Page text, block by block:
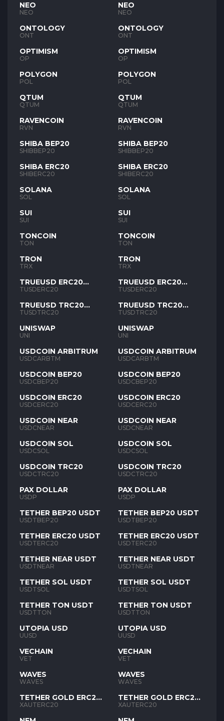
NEO
NEO
ONTOLOGY
ONT
OPTIMISM
OP
POLYGON
POL
QTUM
QTUM
RAVENCOIN
RVN
SHIBA BEP20
SHIBBEP20
SHIBA ERC20
SHIBERC20
SOLANA
SOL
SUI
SUI
TONCOIN
TON
TRON
TRX
TRUEUSD ERC20
TUSD
TUSDERC20
TRUEUSD TRC20
TUSD
TUSDTRC20
UNISWAP
UNI
USDCOIN ARBITRUM
USDCARBTM
USDCOIN BEP20
USDCBEP20
USDCOIN ERC20
USDCERC20
USDCOIN NEAR
USDCNEAR
USDCOIN SOL
USDCSOL
USDCOIN TRC20
USDCTRC20
PAX DOLLAR
USDP
TETHER BEP20 USDT
USDTBEP20
TETHER ERC20 USDT
USDTERC20
TETHER NEAR USDT
USDTNEAR
TETHER SOL USDT
USDTSOL
TETHER TON USDT
USDTTON
UTOPIA USD
UUSD
VECHAIN
VET
WAVES
WAVES
TETHER GOLD ERC20
XAUT
XAUTERC20
NEO
NEO
ONTOLOGY
ONT
OPTIMISM
OP
POLYGON
POL
QTUM
QTUM
RAVENCOIN
RVN
SHIBA BEP20
SHIBBEP20
SHIBA ERC20
SHIBERC20
SOLANA
SOL
SUI
SUI
TONCOIN
TON
TRON
TRX
TRUEUSD ERC20
TUSD
TUSDERC20
TRUEUSD TRC20
TUSD
TUSDTRC20
UNISWAP
UNI
USDCOIN ARBITRUM
USDCARBTM
USDCOIN BEP20
USDCBEP20
USDCOIN ERC20
USDCERC20
USDCOIN NEAR
USDCNEAR
USDCOIN SOL
USDCSOL
USDCOIN TRC20
USDCTRC20
PAX DOLLAR
USDP
TETHER BEP20 USDT
USDTBEP20
TETHER ERC20 USDT
USDTERC20
TETHER NEAR USDT
USDTNEAR
TETHER SOL USDT
USDTSOL
TETHER TON USDT
USDTTON
UTOPIA USD
UUSD
VECHAIN
VET
WAVES
WAVES
TETHER GOLD ERC20
XAUT
XAUTERC20